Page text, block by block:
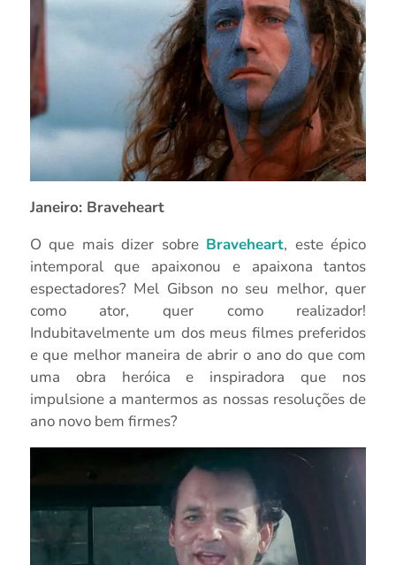
Janeiro: Braveheart
O que mais dizer sobre Braveheart, este épico
intemporal que apaixonou e apaixona tantos
espectadores? Mel Gibson no seu melhor, quer
como ator, quer como realizador!
Indubitavelmente um dos meus filmes preferidos
e que melhor maneira de abrir o ano do que com
uma obra heróica e inspiradora que nos
impulsione a mantermos as nossas resoluções de
ano novo bem firmes?